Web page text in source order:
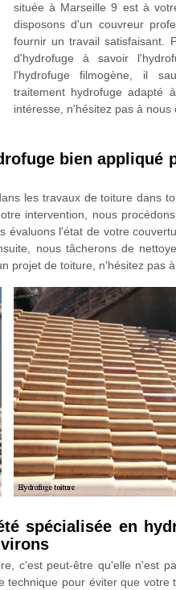
située à Marseille 9 est à
disposons d'un couvreur
fournir un travail satisfaisant.
d'hydrofuge à savoir
l'hydrofuge filmogène, il
traitement hydrofuge adapté
intéresse, n'hésitez pas à nous
bien appliqué
les travaux de toiture dans
intervention, nous
évaluons l'état de votre
nous tâcherons de
projet de toiture, n'hésitez pas
spécialisée en
c'est peut-être qu'elle n'est
technique pour éviter que votre